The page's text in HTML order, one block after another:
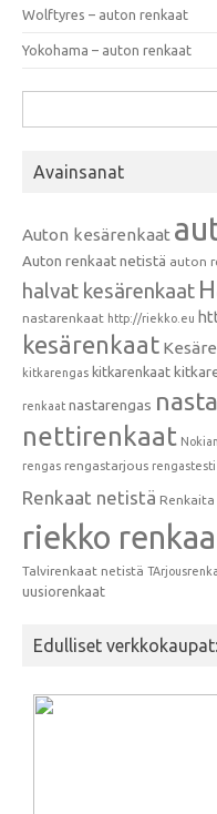
Wolftyres – auton renkaat
Yokohama – auton renkaat
Avainsanat
Auton kesärenkaat
Auton renkaat netistä auton
halvat kesärenkaat
nastarenkaat http://riekko.eu
kesärenkaat
kitkarengas kitkarenkaat
renkaat nastarengas
nettirenkaat
rengas rengastarjous rengastesti
Renkaat netistä
riekko
Talvirenkaat netistä
uusiorenkaat
Edulliset verkkokaupat: